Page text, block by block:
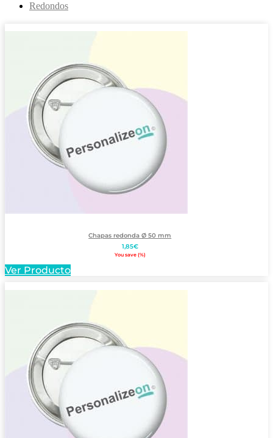
Redondos
Chapas redonda Ø 50 mm
1,85€
You save (%)
Ver Producto